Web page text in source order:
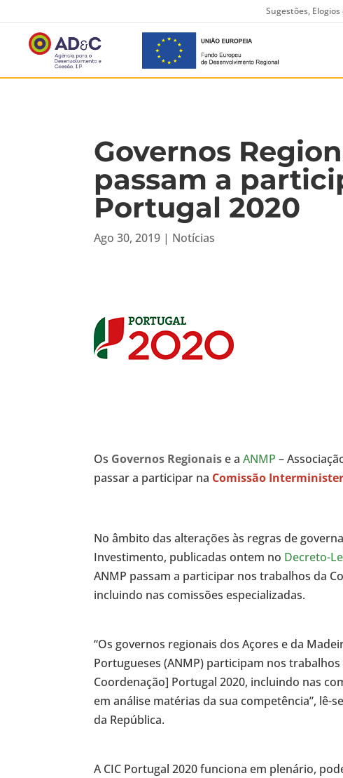
Sugestões,
Governos
passam a
Portugal 2020
Ago 30, 2019 | Notícias
Os Governos Regionaise aANMP –
passar a participar na Comissão
No âmbito das alterações às regras de
Investimento, publicadas ontem no Decreto-
ANMP passam a participar nos trabalhos da
incluindo nas comissões especializadas.
“Os governos regionais dos Açores e da
Portugueses (ANMP) participam nos
Coordenação] Portugal 2020, incluindo nas
em análise matérias da sua competência”,
da República.
A CIC Portugal 2020 funciona em plenário,